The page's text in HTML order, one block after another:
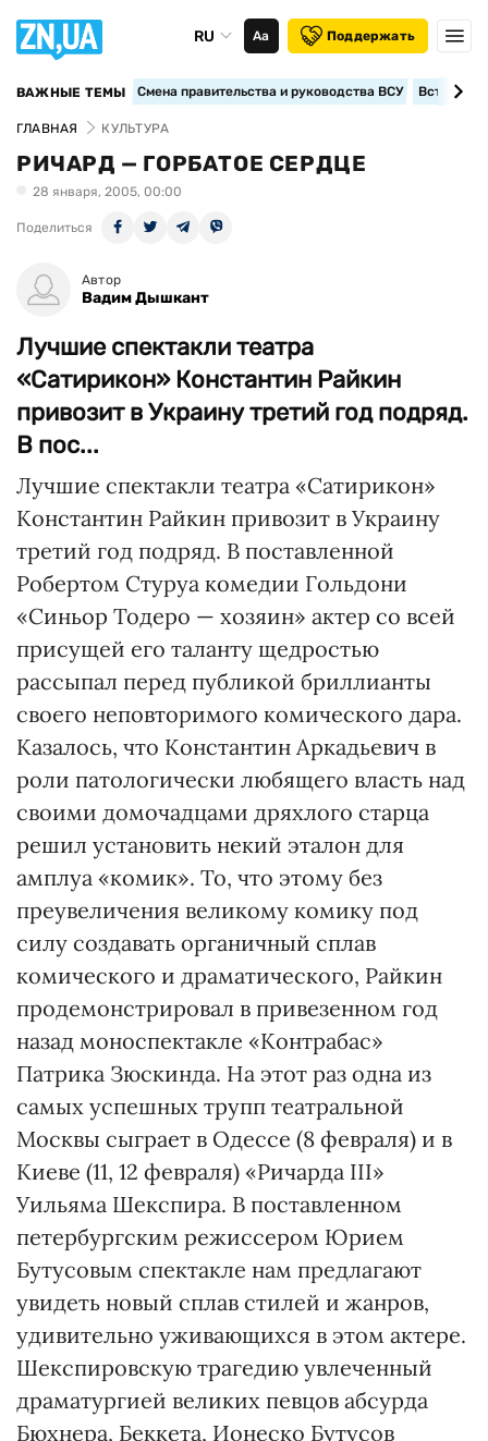
RU Аа Поддержать
ВАЖНЫЕ ТЕМЫ Смена правительства и руководства ВСУ
ГЛАВНАЯ КУЛЬТУРА
РИЧАРД — ГОРБАТОЕ СЕРДЦЕ
28 января, 2005, 00:00
Поделиться
Автор
Вадим Дышкант
Лучшие спектакли театра
«Сатирикон» Константин Райкин
привозит в Украину третий год подряд.
В пос...
Лучшие спектакли театра «Сатирикон»
Константин Райкин привозит в Украину
третий год подряд. В поставленной
Робертом Стуруа комедии Гольдони
«Синьор Тодеро — хозяин» актер со всей
присущей его таланту щедростью
рассыпал перед публикой бриллианты
своего неповторимого комического дара.
Казалось, что Константин Аркадьевич в
роли патологически любящего власть над
своими домочадцами дряхлого старца
решил установить некий эталон для
амплуа «комик». То, что этому без
преувеличения великому комику под
силу создавать органичный сплав
комического и драматического, Райкин
продемонстрировал в привезенном год
назад моноспектакле «Контрабас»
Патрика Зюскинда. На этот раз одна из
самых успешных трупп театральной
Москвы сыграет в Одессе (8 февраля) и в
Киеве (11, 12 февраля) «Ричарда ІІІ»
Уильяма Шекспира. В поставленном
петербургским режиссером Юрием
Бутусовым спектакле нам предлагают
увидеть новый сплав стилей и жанров,
удивительно уживающихся в этом актере.
Шекспировскую трагедию увлеченный
драматургией великих певцов абсурда
Бюхнера, Беккета, Ионеско Бутусов